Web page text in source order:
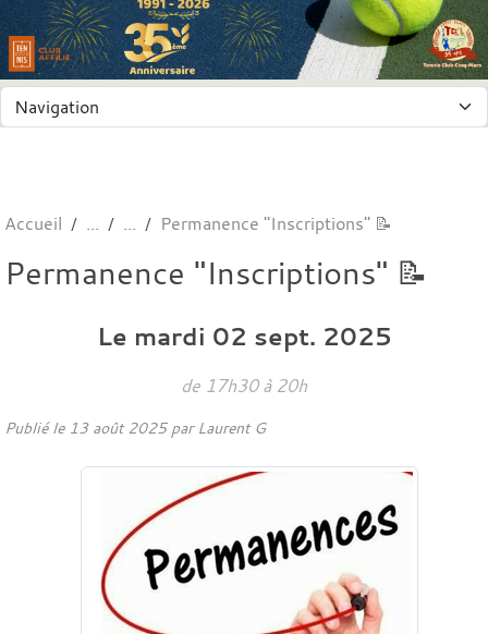
Accueil Permanence "Inscriptions" 📝
Permanence "Inscriptions" 📝
Le mardi 02 sept. 2025
de 17h30 à 20h
Publié le 13 août 2025par Laurent G
Panneau de gestion des cookies